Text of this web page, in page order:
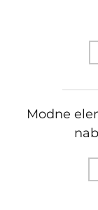
Modne